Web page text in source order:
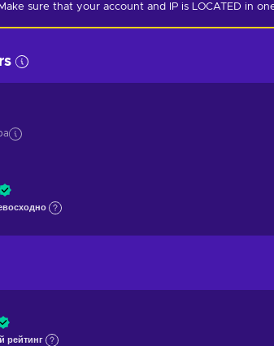
sure that your account and IP is LOCATED in
рейтинг